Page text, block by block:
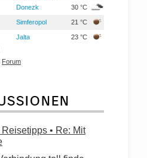
Donezk
30 °C
Simferopol 21 °C
Jalta
23 °C
Forum
• Re: Mit